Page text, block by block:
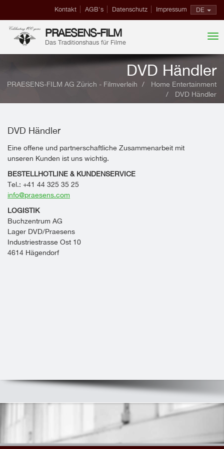
DE
Kontakt AGB's Datenschutz Impressum
PRAESENS-FILM
Das Traditionshaus für Filme
DVD Händler
PRAESENS-FILM AG Zürich - Filmverleih
Home Entertainment
DVD Händler
DVD Händler
Eine offene und partnerschaftliche Zusammenarbeit mit
unseren Kunden ist uns wichtig.
BESTELLHOTLINE & KUNDENSERVICE
Tel.: +41 44 325 35 25
info@praesens.com
LOGISTIK
Buchzentrum AG
Lager DVD/Praesens
Industriestrasse Ost 10
4614 Hägendorf